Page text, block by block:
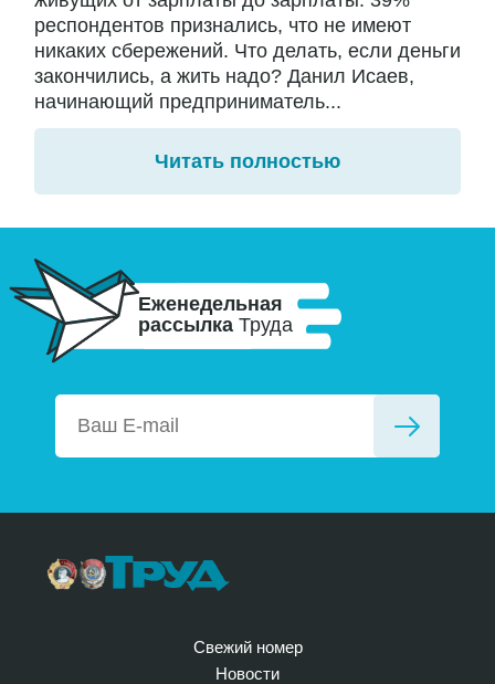
респондентов признались, что не имеют
никаких сбережений. Что делать, если деньги
закончились, а жить надо? Данил Исаев,
начинающий предприниматель...
Читать полностью
Еженедельная
рассылка Труда
Свежий номер
Новости